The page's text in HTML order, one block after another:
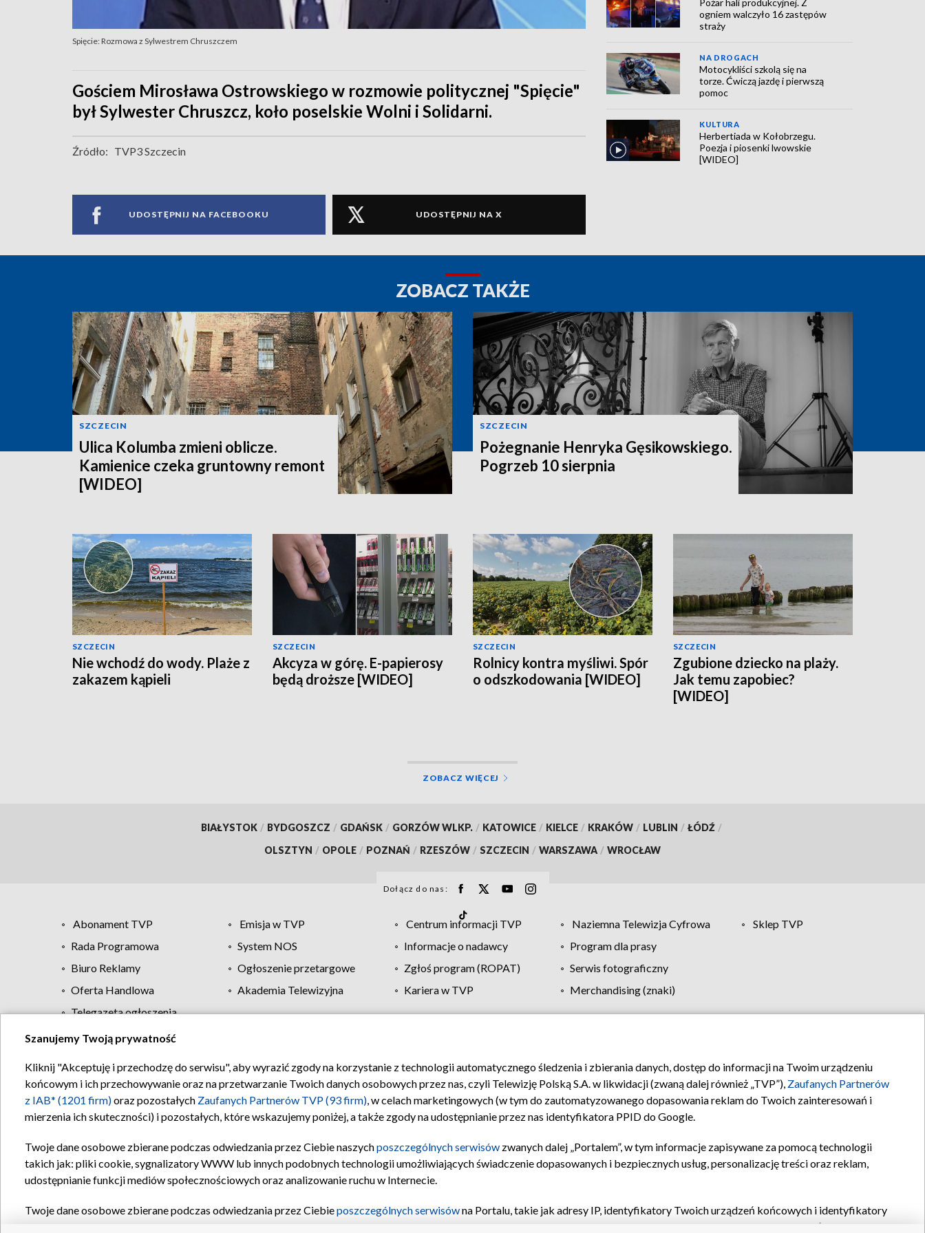
Spięcie: Rozmowa z Sylwestrem Chruszczem
Gościem Mirosława Ostrowskiego w rozmowie politycznej "Spięcie"
był Sylwester Chruszcz, koło poselskie Wolni i Solidarni.
Źródło: TVP3 Szczecin
UDOSTĘPNIJ NA FACEBOOKU UDOSTĘPNIJ NA X
ogniem walczyło 16 zastępów
straży
NA DROGACH
Motocykliści szkolą się na
torze. Ćwiczą jazdę i pierwszą
pomoc
KULTURA
Herbertiada w Kołobrzegu.
Poezja i piosenki lwowskie
[WIDEO]
ZOBACZ TAKŻE
SZCZECIN
Ulica Kolumba zmieni oblicze.
Kamienice czeka gruntowny remont
[WIDEO]
SZCZECIN
Pożegnanie Henryka Gęsikowskiego.
Pogrzeb 10 sierpnia
SZCZECIN
Nie wchodź do wody. Plaże z
zakazem kąpieli
SZCZECIN
Akcyza w górę. E-papierosy
będą droższe [WIDEO]
SZCZECIN
Rolnicy kontra myśliwi. Spór
o odszkodowania [WIDEO]
SZCZECIN
Zgubione dziecko na plaży.
Jak temu zapobiec?
[WIDEO]
ZOBACZ WIĘCEJ
BIAŁYSTOK / BYDGOSZCZ / GDAŃSK / GORZÓW WLKP. / KATOWICE / KIELCE / KRAKÓW / LUBLIN / ŁÓDŹ /
OLSZTYN / OPOLE / POZNAŃ / RZESZÓW / SZCZECIN / WARSZAWA / WROCŁAW
Dołącz do nas:
Abonament TVP Emisja w TVP Centrum informacji TVP Naziemna Telewizja Cyfrowa
Sklep TVP
Rada Programowa
System NOS Informacje o nadawcy
Program dla prasy
Biuro Reklamy
Ogłoszenie przetargowe Zgłoś program (ROPAT)
Serwis fotograficzny
Oferta Handlowa
Akademia Telewizyjna Kariera w TVP
Merchandising (znaki)
Telegazeta ogłoszenia
Regulamin TVP Polityka prywatności Moje zgody Pomoc Biuro reklamy Kontakt
Szanujemy Twoją prywatność
Kliknij "Akceptuję i przechodzę do serwisu", aby wyrazić zgody na korzystanie z technologii automatycznego śledzenia i zbierania danych, dostęp do informacji na Twoim urządzeniu
końcowym i ich przechowywanie oraz na przetwarzanie Twoich danych osobowych przez nas, czyli Telewizję Polską S.A. w likwidacji (zwaną dalej również „TVP”), Zaufanych Partnerów
z IAB* (1201 firm)oraz pozostałych Zaufanych Partnerów TVP (93 firm), w celach marketingowych (w tym do zautomatyzowanego dopasowania reklam do Twoich zainteresowań i
mierzenia ich skuteczności) i pozostałych, które wskazujemy poniżej, a także zgody na udostępnianie przez nas identyfikatora PPID do Google.
Twoje dane osobowe zbierane podczas odwiedzania przez Ciebie naszychposzczególnych serwisów zwanych dalej „Portalem”, w tym informacje zapisywane za pomocą technologii
takich jak: pliki cookie, sygnalizatory WWW lub innych podobnych technologii umożliwiających świadczenie dopasowanych i bezpiecznych usług, personalizację treści oraz reklam,
udostępnianie funkcji mediów społecznościowych oraz analizowanie ruchu w Internecie.
Twoje dane osobowe zbierane podczas odwiedzania przez Ciebieposzczególnych serwisówna Portalu, takie jak adresy IP, identyfikatory Twoich urządzeń końcowych i identyfikatory
oraz pozostałych